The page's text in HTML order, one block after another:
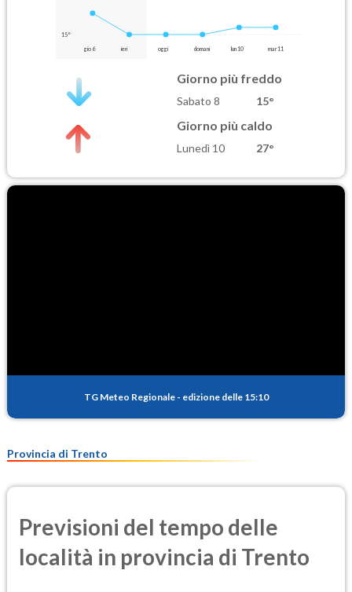
15°
gio 6 ieri oggi domani lun 10 mar 11
Giorno più freddo
Sabato 8 15°
Giorno più caldo
Lunedì 10 27°
TG Meteo Regionale - edizione delle 15:10
Provincia di Trento
Previsioni del tempo delle
località in provincia di Trento